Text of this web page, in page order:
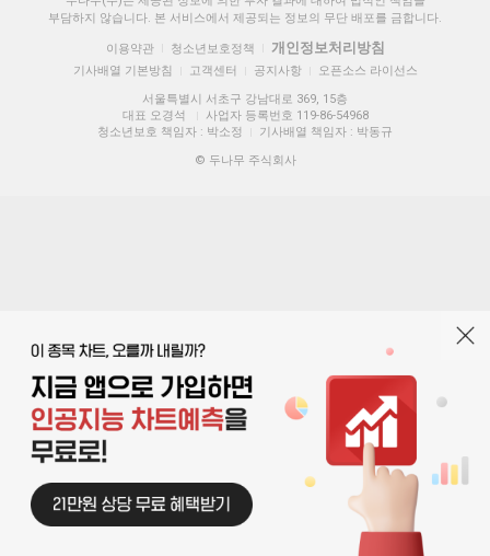
부담하지 않습니다. 본 서비스에서 제공되는 정보의 무단 배포를 금합니다.
이용약관 청소년보호정책 개인정보처리방침
기사배열 기본방침 고객센터 공지사항
오픈소스 라이선스
서울특별시 서초구 강남대로 369, 15층
대표 오경석
사업자 등록번호 119-86-54968
청소년보호 책임자 : 박소정
기사배열 책임자 : 박동규
© 두나무 주식회사